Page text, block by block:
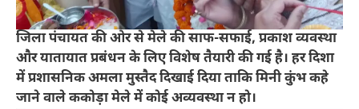
जिला पंचायत की ओर से मेले की साफ-सफाई, प्रकाश व्यवस्था
और यातायात प्रबंधन के लिए विशेष तैयारी की गई है। हर दिशा
में प्रशासनिक अमला मुस्तैद दिखाई दिया ताकि मिनी कुंभ कहे
जाने वाले ककोड़ा मेले में कोई अव्यवस्था न हो।